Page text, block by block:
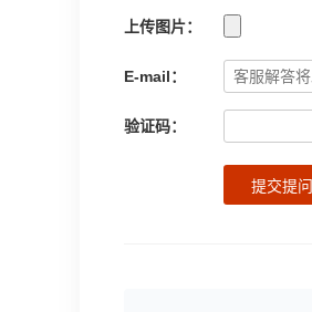
上传图片：
E-mail：
验证码：
提交提问